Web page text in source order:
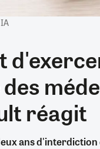
réagit
ans